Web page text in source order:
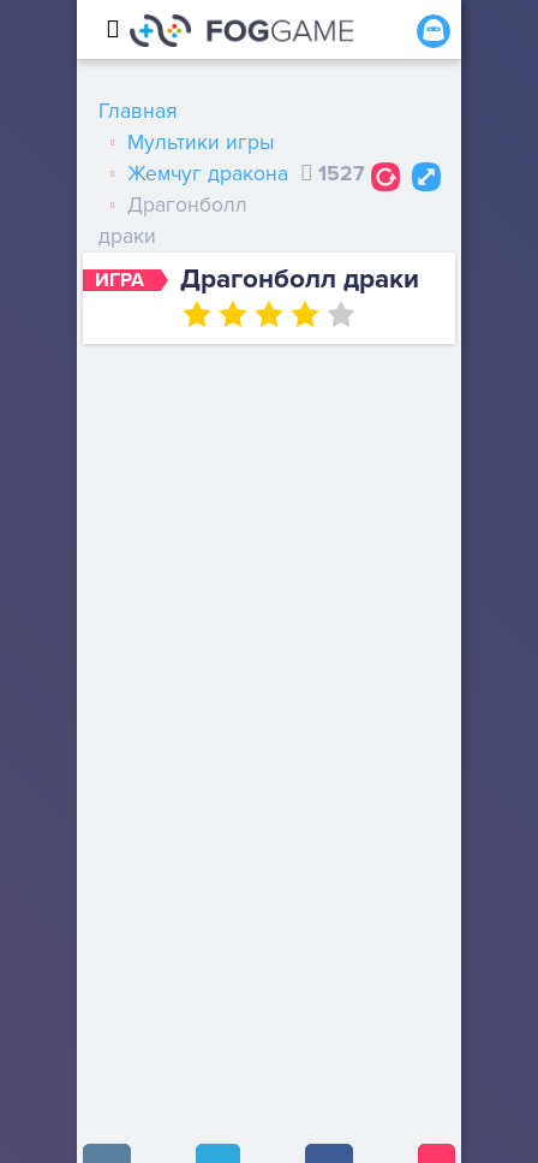
ИГРА Драгонболл драки
Главная
Мультики игры
Жемчуг дракона
Драгонболл
драки
1527